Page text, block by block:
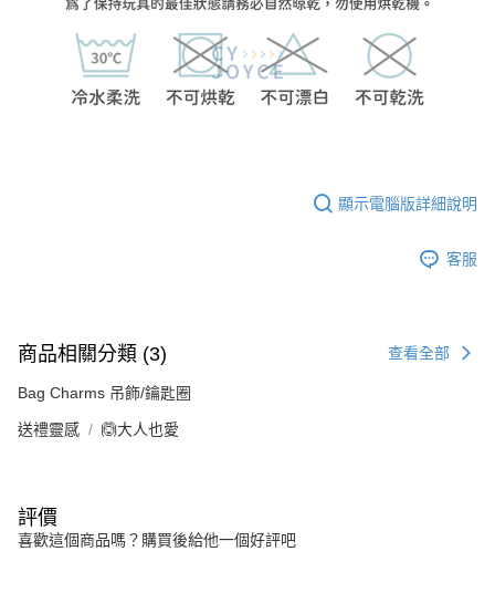
顯示電腦版詳細說明
客服
商品相關分類 (3) 查看全部
Bag Charms 吊飾/鑰匙圈
送禮靈感 🙆大人也愛
評價
喜歡這個商品嗎？購買後給他一個好評吧